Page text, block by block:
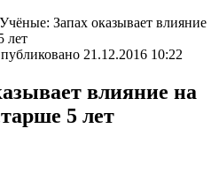
Учёные: Запах оказывает влияние
лет‍
21.12.2016 10:22
влияние на
5 лет‍